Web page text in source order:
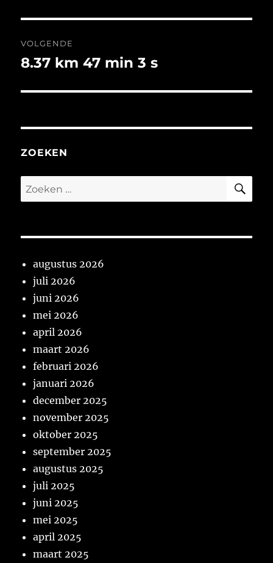
VOLGENDE
Volgend
8.37 km 47 min 3 s
ZOEKEN
Zoeken
naar:
augustus 2026
juli 2026
juni 2026
mei 2026
april 2026
maart 2026
februari 2026
januari 2026
december 2025
november 2025
oktober 2025
september 2025
augustus 2025
juli 2025
juni 2025
mei 2025
april 2025
maart 2025